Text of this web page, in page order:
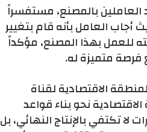
العاملين بالمصنع، مستفسراً
العامل بأنه قام بتغيير
للعمل بهذا المصنع، مؤكداً
فرصة متميزة له.
الاقتصادية لقناة
نحو بناء قواعد
تكتفي بالإنتاج النهائي، بل